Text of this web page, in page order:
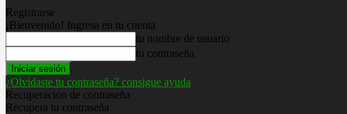
Registrarse
¡Bienvenido! Ingresa en tu cuenta
tu nombre de usuario
tu contraseña
¿Olvidaste tu contraseña? consigue ayuda
Recuperación de contraseña
Recupera tu contraseña